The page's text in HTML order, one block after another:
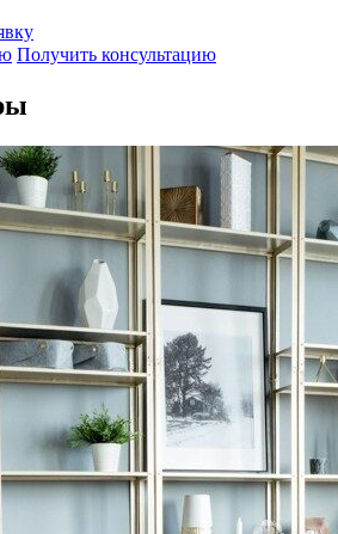
Получить консультацию